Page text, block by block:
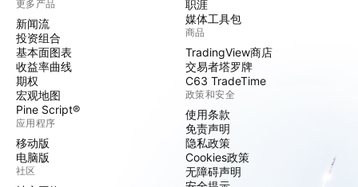
更多产品
新闻流
投资组合
基本面图表
收益率曲线
期权
宏观地图
Pine Script®
应用程序
移动版
电脑版
社区
职涯
媒体工具包
商品
TradingView商店
交易者塔罗牌
C63 TradeTime
政策和安全
使用条款
免责声明
隐私政策
Cookies政策
无障碍声明